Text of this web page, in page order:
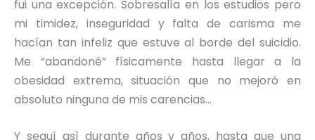
fui una excepción. Sobresalía en los estudios pero
mi timidez, inseguridad y falta de carisma me
hacían tan infeliz que estuve al borde del suicidio.
Me “abandoné” físicamente hasta llegar a la
obesidad extrema, situación que no mejoró en
absoluto ninguna de mis carencias…
Y seguí así durante años y años, hasta que una